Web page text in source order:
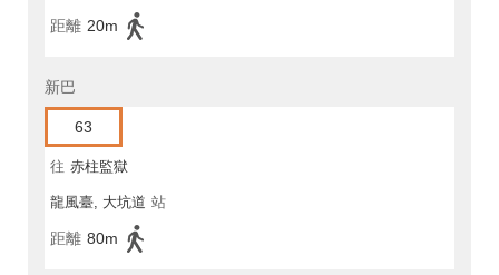
距離 20m
新巴
63
往 赤柱監獄
龍風臺, 大坑道 站
距離 80m